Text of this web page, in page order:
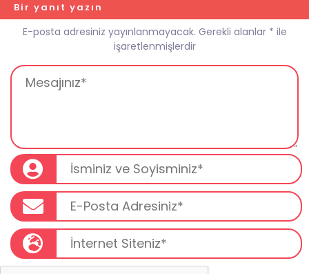
Bir yanıt yazın
E-posta adresiniz yayınlanmayacak. Gerekli alanlar * ile
işaretlenmişlerdir